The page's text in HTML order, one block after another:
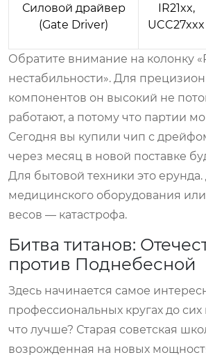
Силовой драйвер
(Gate Driver)
IR21xx,
UCC27xxx
Обратите внимание на колонку
нестабильности». Для
компонентов он высокий не
работают, а потому что партии
Сегодня вы купили чип с
через месяц в новой поставке
Для бытовой техники это ерунда.
медицинского оборудования
весов — катастрофа.
Битва титанов:
против Поднебесной
Здесь начинается самое
профессиональных кругах до
что лучше? Старая советская
возрожденная на новых